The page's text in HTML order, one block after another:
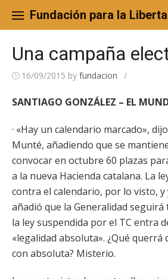
content
Fundación para la
Una campaña
16/09/2015 by fundacion /
SANTIAGO GONZÁLEZ – EL
· «Hay un calendario marcado»,
Munté, añadiendo que se
convocar en octubre 60 plazas
a la nueva Hacienda catalana. La
contra el calendario, por lo visto, y
añadió que la Generalidad
la ley suspendida por el TC entra
«legalidad absoluta». ¿Qué querrá
con absoluta? Misterio.